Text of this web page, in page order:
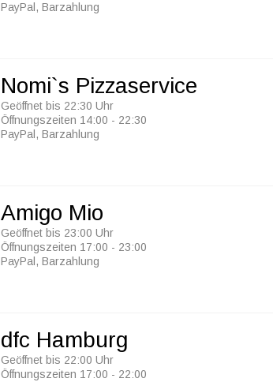
PayPal, Barzahlung
Nomi`s Pizzaservice
Geöffnet bis 22:30 Uhr
Öffnungszeiten 14:00 - 22:30
PayPal, Barzahlung
Amigo Mio
Geöffnet bis 23:00 Uhr
Öffnungszeiten 17:00 - 23:00
PayPal, Barzahlung
dfc Hamburg
Geöffnet bis 22:00 Uhr
Öffnungszeiten 17:00 - 22:00